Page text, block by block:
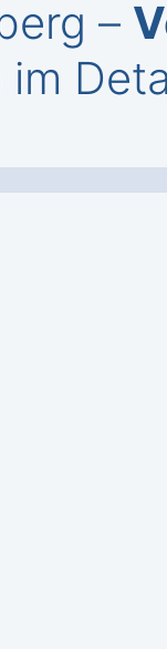
–
im